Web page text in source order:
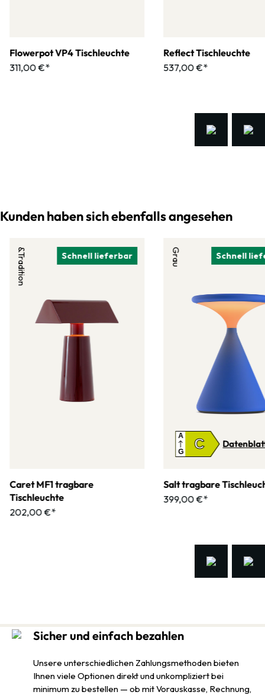
Flowerpot VP4 Tischleuchte
311,00 €*
Reflect Tischleuchte
537,00 €*
Kunden haben sich ebenfalls angesehen
Schnell lieferbar
&Tradition
Caret MF1 tragbare
Tischleuchte
202,00 €*
Schnell
Grau
C
A
G
Salt tragbare
399,00 €*
Sicher und einfach bezahlen
Unsere unterschiedlichen Zahlungsmethoden bieten
Ihnen viele Optionen direkt und unkompliziert bei
minimum zu bestellen — ob mit Vorauskasse, Rechnung,